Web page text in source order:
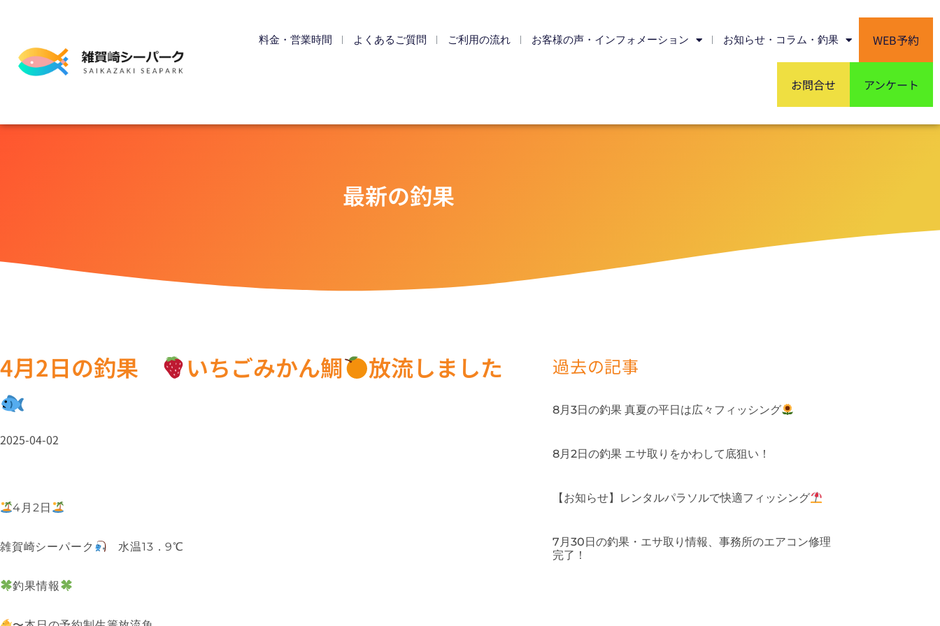
料金・営業時間 よくあるご質問 ご利用の流れ お客様の声・インフォメーション お知らせ・コラム・釣果 WEB予約
お問合せ アンケート
最新の釣果
4月2日の釣果 いちごみかん鯛 放流しました
2025-04-02
4月2日
雑賀崎シーパーク 水温13．9℃
釣果情報
過去の記事
8月3日の釣果 真夏の平日は広々フィッシング
8月2日の釣果 エサ取りをかわして底狙い！
【お知らせ】レンタルパラソルで快適フィッシング
7月30日の釣果・エサ取り情報、事務所のエアコン修理
完了！